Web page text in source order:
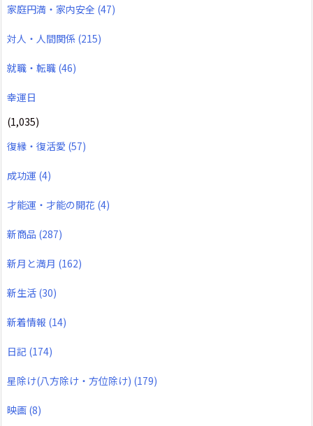
家庭円満・家内安全 (47)
対人・人間関係 (215)
就職・転職 (46)
幸運日
(1,035)
復縁・復活愛 (57)
成功運 (4)
才能運・才能の開花 (4)
新商品 (287)
新月と満月 (162)
新生活 (30)
新着情報 (14)
日記 (174)
星除け(八方除け・方位除け) (179)
映画 (8)